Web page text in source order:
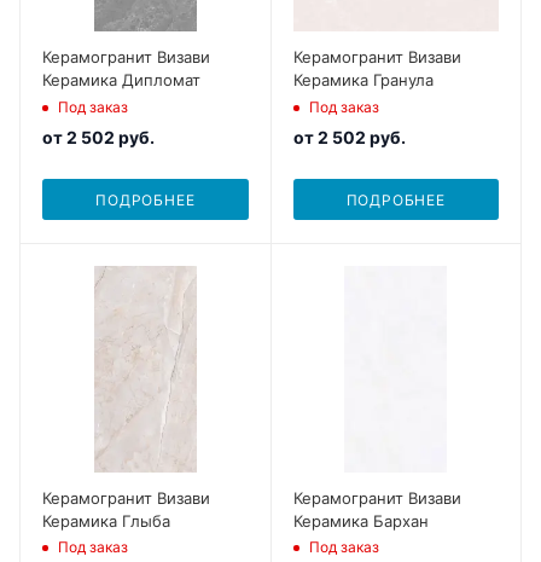
Керамогранит Визави
Керамика Дипломат
Под заказ
от2 502 руб.
ПОДРОБНЕЕ
Керамогранит Визави
Керамика Гранула
Под заказ
от2 502 руб.
ПОДРОБНЕЕ
Керамогранит Визави
Керамика Глыба
Под заказ
Керамогранит Визави
Керамика Бархан
Под заказ